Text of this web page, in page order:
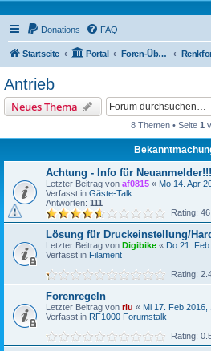
Donations FAQ
Startseite Portal Foren-Übersicht
Antrieb
Neues Thema
8 Themen • Seite 1
Achtung - Info für Neuanmelder!!!
Letzter Beitrag von af0815 « Mo 14. Apr
Verfasst in Gäste-Talk
Antworten: 111
Rating:
Lösung für Druckeinstellung/
Letzter Beitrag von Digibike « Do 21.
Verfasst in Filament
Rating:
Forenregeln
Letzter Beitrag von riu « Mi 17. Feb 2016,
Verfasst in RF1000 Forumstalk
Rating: